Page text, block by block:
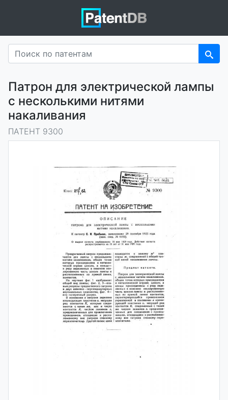
Патрон для электрической лампы
с несколькими нитями
накаливания
ПАТЕНТ 9300